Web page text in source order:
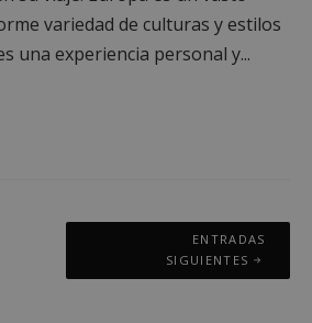
variedad de culturas y estilos
una experiencia personal y...
ENTRADAS
SIGUIENTES